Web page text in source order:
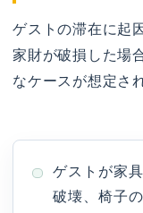
ゲストの滞在に起
家財が破損した場
なケースが想定さ
ゲストが家
破壊、椅子